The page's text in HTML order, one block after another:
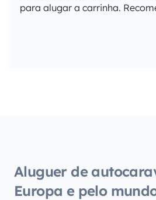
para alugar a carrinha.
Aluguer de
Europa e pelo